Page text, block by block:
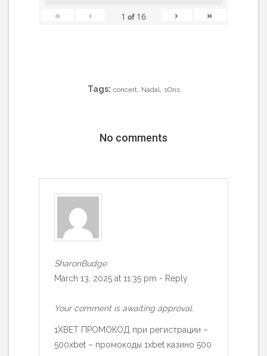
«
‹ 1 of 16 › »
Tags: concert, Nadal sOns
No comments
SharonBudge
March 13, 2025 at 11:35 pm - Reply
Your comment is awaiting approval.
1XBET ПРОМОКОД при регистрации –
500xbet – промокоды 1xbet казино 500